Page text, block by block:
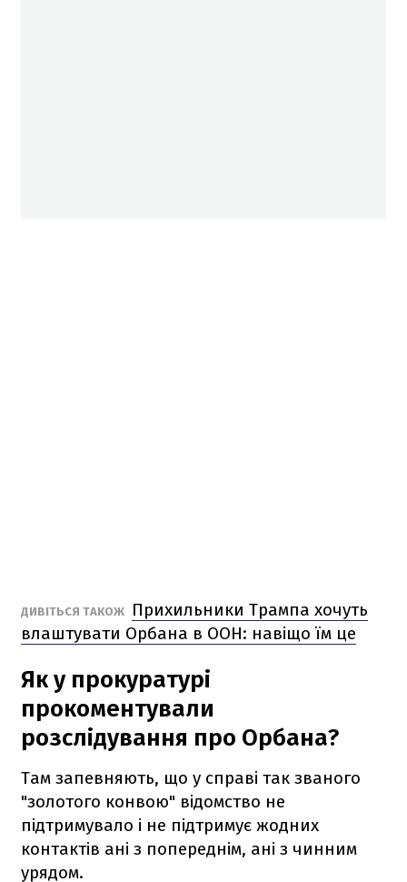
ДИВІТЬСЯ ТАКОЖ
Прихильники Трампа хочуть
влаштувати Орбана в ООН: навіщо їм це
Як у прокуратурі
прокоментували
розслідування про Орбана?
Там запевняють, що у справі так званого
"золотого конвою" відомство не
підтримувало і не підтримує жодних
контактів ані з попереднім, ані з чинним
урядом.